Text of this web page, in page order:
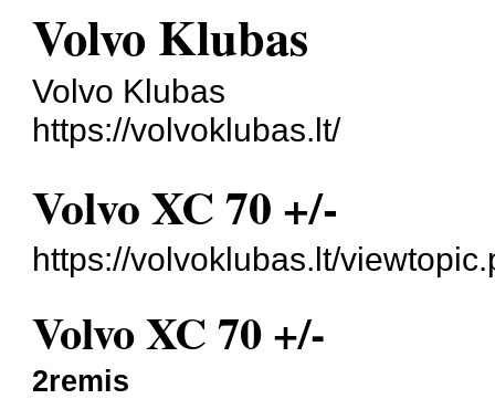
Volvo Klubas
Volvo Klubas
https://volvoklubas.lt/
Volvo XC 70 +/-
https://volvoklubas.lt/
Volvo XC 70 +/-
2remis